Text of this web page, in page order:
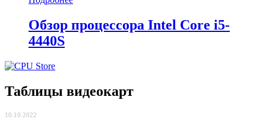
Обзор процессора Intel Core i5-
4440S
Таблицы видеокарт
10.10.2022